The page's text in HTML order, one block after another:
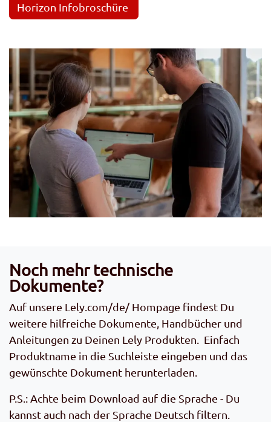
Horizon Infobroschüre
Noch mehr technische
Dokumente?
Auf unsere Lely.com/de/Hompage findest Du
weitere hilfreiche Dokumente, Handbücher und
Anleitungen zu Deinen Lely Produkten. Einfach
Produktname in die Suchleiste eingeben und das
gewünschte Dokument herunterladen.
P.S.: Achte beim Download auf die Sprache - Du
kannst auch nach der Sprache Deutsch filtern.